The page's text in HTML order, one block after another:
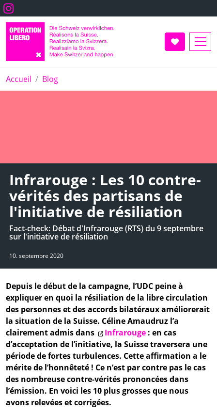
Aller
au
contenu
principal
Instagram
Faire un don
Accueil Blog
Infrarouge : Les 10 contre-
vérités des partisans de
l'initiative de résiliation
Fact-check: Débat d'Infrarouge (RTS) du 9 septembre
sur l'initiative de résiliation
10. septembre 2020
Depuis le début de la campagne, l’UDC peine à
expliquer en quoi la résiliation de la libre circulation
des personnes et des accords bilatéraux améliorerait
la situation de la Suisse. Céline Amaudruz l’a
clairement admis dans
Infrarouge : en cas
d’acceptation de l’initiative, la Suisse traversera une
période de fortes turbulences. Cette affirmation a le
mérite de l’honnêteté ! Ce n’est par contre pas le cas
des nombreuse contre-vérités prononcées dans
l’émission. En voici les 10 plus grosses que nous
avons relevées et corrigées.